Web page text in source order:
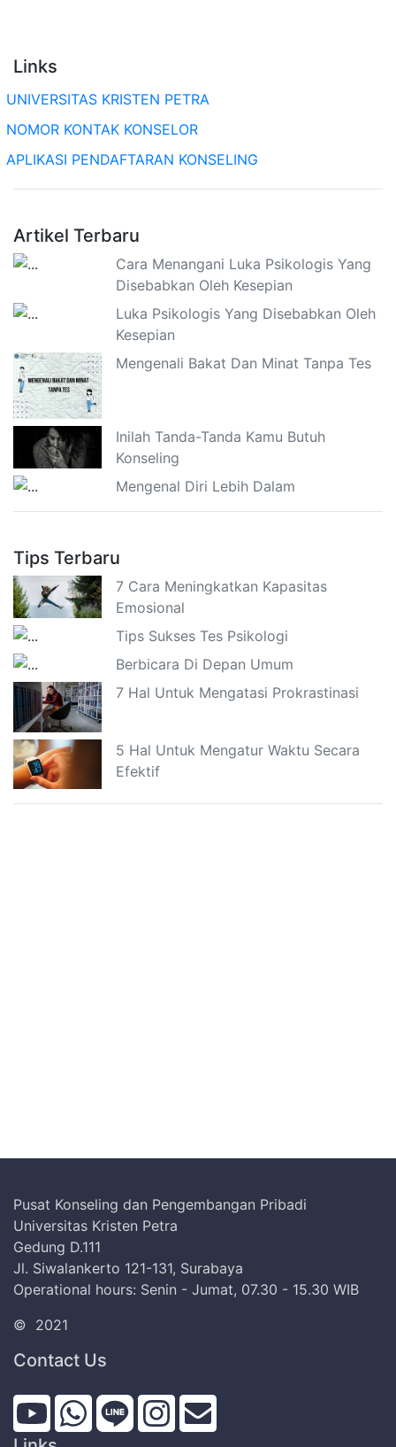
Links
UNIVERSITAS KRISTEN PETRA
NOMOR KONTAK KONSELOR
APLIKASI PENDAFTARAN KONSELING
Artikel Terbaru
Cara Menangani Luka Psikologis Yang
Disebabkan Oleh Kesepian
Luka Psikologis Yang Disebabkan Oleh
Kesepian
Mengenali Bakat Dan Minat Tanpa Tes
Inilah Tanda-Tanda Kamu Butuh
Konseling
Mengenal Diri Lebih Dalam
Tips Terbaru
7 Cara Meningkatkan Kapasitas
Emosional
Tips Sukses Tes Psikologi
Berbicara Di Depan Umum
7 Hal Untuk Mengatasi Prokrastinasi
5 Hal Untuk Mengatur Waktu Secara
Efektif
Pusat Konseling dan Pengembangan Pribadi
Universitas Kristen Petra
Gedung D.111
Jl. Siwalankerto 121-131, Surabaya
Operational hours: Senin - Jumat, 07.30 - 15.30 WIB
© 2021
Contact Us